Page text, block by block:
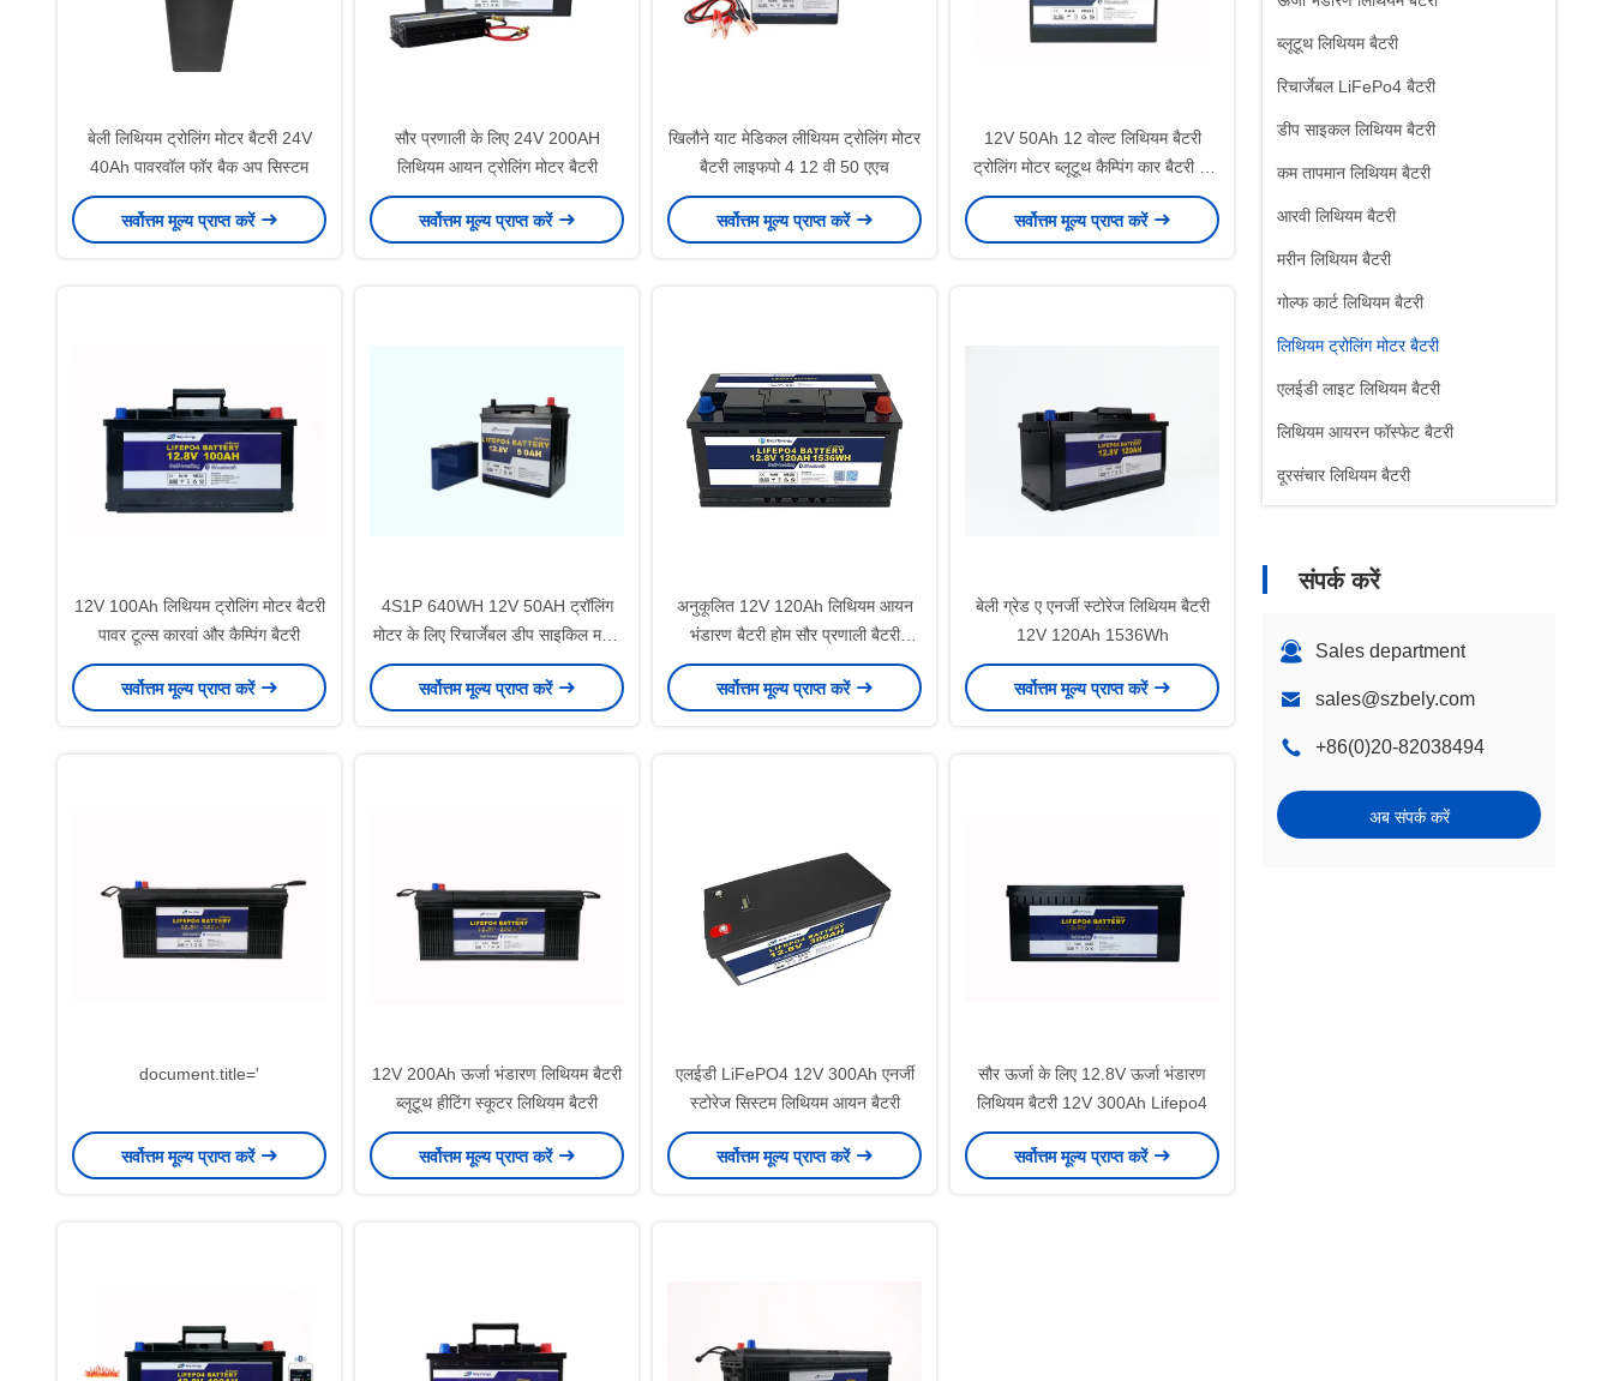
ब्लूटूथ लिथियम बैटरी
रिचार्जेबल LiFePo4 बैटरी
डीप साइकल लिथियम बैटरी
कम तापमान लिथियम बैटरी
आरवी लिथियम बैटरी
मरीन लिथियम बैटरी
गोल्फ कार्ट लिथियम बैटरी
लिथियम ट्रोलिंग मोटर बैटरी
एलईडी लाइट लिथियम बैटरी
लिथियम आयरन फॉस्फेट बैटरी
दूरसंचार लिथियम बैटरी
संपर्क करें
Sales department
sales@szbely.com
+86(0)20-82038494
अब संपर्क करें
बेली लिथियम ट्रोलिंग मोटर बैटरी 24V
40Ah पावरवॉल फॉर बैक अप सिस्टम
सर्वोत्तम मूल्य प्राप्त करें
सौर प्रणाली के लिए 24V 200AH
लिथियम आयन ट्रोलिंग मोटर बैटरी
सर्वोत्तम मूल्य प्राप्त करें
खिलौने याट मेडिकल लीथियम ट्रोलिंग मोटर
बैटरी लाइफपो 4 12 वी 50 एएच
सर्वोत्तम मूल्य प्राप्त करें
12V 50Ah 12 वोल्ट लिथियम बैटरी
ट्रोलिंग मोटर ब्लूटूथ कैम्पिंग कार बैटरी के
लिए
सर्वोत्तम मूल्य प्राप्त करें
12V 100Ah लिथियम ट्रोलिंग मोटर बैटरी
पावर टूल्स कारवां और कैम्पिंग बैटरी
सर्वोत्तम मूल्य प्राप्त करें
4S1P 640WH 12V 50AH ट्रॉलिंग
मोटर के लिए रिचार्जेबल डीप साइकिल मरीन
बैटरी
सर्वोत्तम मूल्य प्राप्त करें
अनुकूलित 12V 120Ah लिथियम आयन
भंडारण बैटरी होम सौर प्रणाली बैटरी
बैकअप
सर्वोत्तम मूल्य प्राप्त करें
बेली ग्रेड ए एनर्जी स्टोरेज लिथियम बैटरी
12V 120Ah 1536Wh
सर्वोत्तम मूल्य प्राप्त करें
document.title='
सर्वोत्तम मूल्य प्राप्त करें
12V 200Ah ऊर्जा भंडारण लिथियम बैटरी
ब्लूटूथ हीटिंग स्कूटर लिथियम बैटरी
सर्वोत्तम मूल्य प्राप्त करें
एलईडी LiFePO4 12V 300Ah एनर्जी
स्टोरेज सिस्टम लिथियम आयन बैटरी
सर्वोत्तम मूल्य प्राप्त करें
सौर ऊर्जा के लिए 12.8V ऊर्जा भंडारण
लिथियम बैटरी 12V 300Ah Lifepo4
सर्वोत्तम मूल्य प्राप्त करें